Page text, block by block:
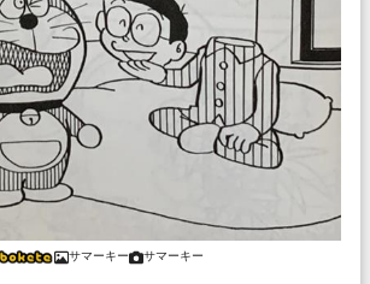
サマーキー サマーキー